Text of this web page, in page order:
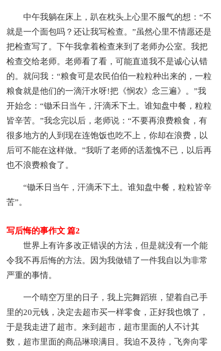
中午我躺在床上，趴在枕头上心里不服气的想：“不
就是一个面包吗？还让我写检查。”虽然心里不情愿还是
把检查写了。下午我拿着检查来到了老师办公室。我把
检查交给老师。老师看了看，可能直道我不是诚心认错
的。就问我：“粮食可是农民伯伯一粒粒种出来的，一粒
粮食就是他们的一滴汗水呀!把《悯农》念三遍》。”我
开始念：“锄禾日当午，汗滴禾下土。谁知盘中餐，粒粒
皆辛苦。”我念完以后，老师说：“不要再浪费粮食，有
很多地方的人到现在连饱饭也吃不上，你却在浪费，以
后可不能在这样做。”我听了老师的话羞愧不已，以后再
也不浪费粮食了。
“锄禾日当午，汗滴禾下土。谁知盘中餐，粒粒皆辛
苦”。
写后悔的事作文 篇2
世界上有许多改正错误的方法，但是就没有一个能
令我不再后悔的方法。因为我做错了一件我自以为非常
严重的事情。
一个晴空万里的日子，我上完舞蹈班，望着自己手
里的20元钱，决定去超市买一样零食，正好我也饿了，
于是我走进了超市。来到超市，超市里面的人不计其
数，超市里面的商品琳琅满目。我迫不及待，飞奔向零